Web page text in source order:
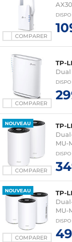
COMPARER
DISPO
COMPARER
TP-
Dual
DISPO
NOUVEAU
COMPARER
TP-
MU-
DISPO
NOUVEAU
COMPARER
TP-
MU-
DISPO